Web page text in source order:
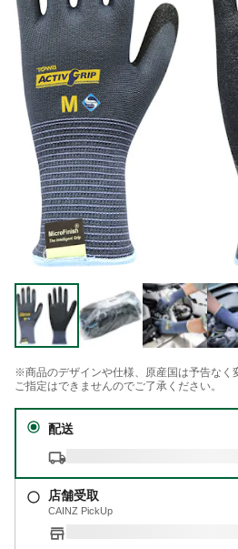
※商品のデザインや仕様、原産国は予告なく
ご指定はできませんのでご了承ください。
配送
店舗受取
CAINZ PickUp